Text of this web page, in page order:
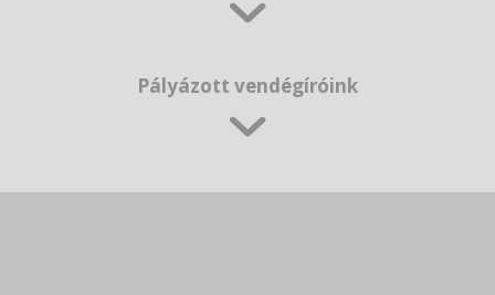
Pályázott vendégíróink